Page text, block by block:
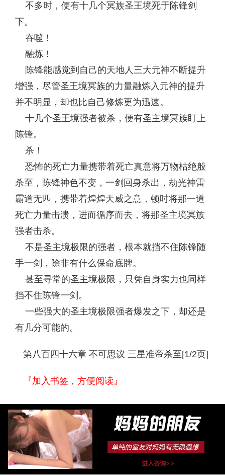
不多时，便有十几个冥族圣王境死于陈锋剑
下。
吞噬！
融炼！
陈锋能感觉到自己的天地人三大元神不断提升
增强，尽管圣王境冥族的力量融炼入元神的提升
并不明显，却也比自己修炼更为迅速。
十几个圣王境强者被杀，便有圣主境冥族盯上
陈锋。
杀！
恐怖的死亡力量携带着死亡真意将万物枯绝般
杀至，陈锋神色不变，一剑回身杀出，劫光神雷
霸道无匹，携带着煌煌天威之意，顿时将那一道
死亡力量击溃，进而循序而去，将那圣主境冥族
强者击杀。
不是圣主境极限的强者，根本就挡不住陈锋随
手一剑，除非有什么保命底牌。
甚至寻常的圣主境极限，只凭自身实力也同样
挡不住陈锋一剑。
一些强大的圣主境极限强者爆发之下，却还是
有几分可能的。
第八百四十六章 不可思议 三星准帝杀至[1/2页]
『加入书签，方便阅读』